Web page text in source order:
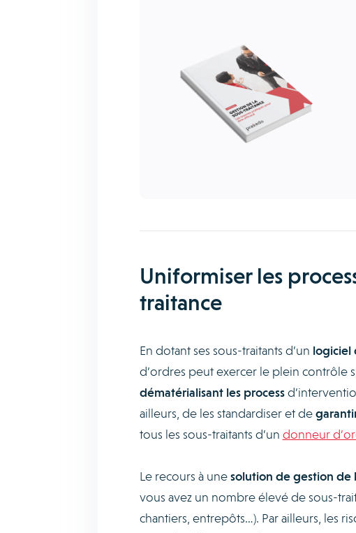
Uniformiser les
traitance
En dotant ses sous-traitants d’un logiciel
d’ordres peut exercer le plein contrôle
dématérialisant les process
ailleurs, de les standardiser et de
tous les sous-traitants d’un donneur
Le recours à unesolution de gestion de
vous avez un nombre élevé de sous-
chantiers, entrepôts…). Par ailleurs, les